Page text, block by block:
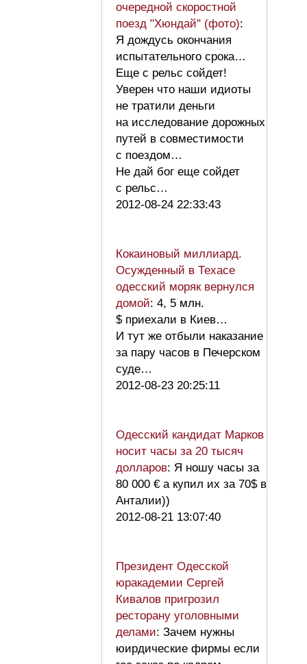
очередной скоростной
поезд "Хюндай" (фото):
Я дождусь окончания
испытательного срока…
Еще с рельс сойдет!
Уверен что наши идиоты
не тратили деньги
на исследование дорожных
путей в совместимости
с поездом…
Не дай бог еще сойдет
с рельс…
2012-08-24 22:33:43
Кокаиновый миллиард.
Осужденный в Техасе
одесский моряк вернулся
домой: 4, 5 млн.
$ приехали в Киев…
И тут же отбыли наказание
за пару часов в Печерском
суде…
2012-08-23 20:25:11
Одесский кандидат Марков
носит часы за 20 тысяч
долларов: Я ношу часы за
80 000 € а купил их за 70$ в
Анталии))
2012-08-21 13:07:40
Президент Одесской
юракадемии Сергей
Кивалов пригрозил
ресторану уголовными
делами: Зачем нужны
юирдические фирмы если